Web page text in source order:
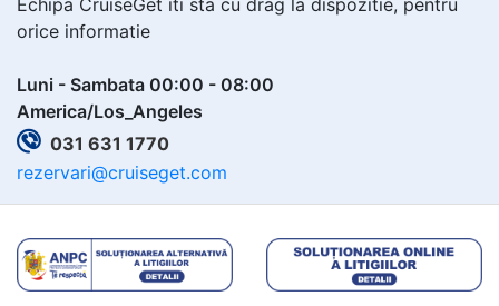
orice informatie
Luni - Sambata 00:00 - 08:00
America/Los_Angeles
031 631 1770
rezervari@cruiseget.com